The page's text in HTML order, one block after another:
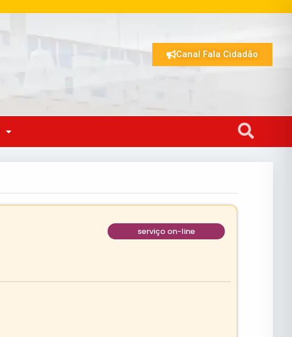
Canal Fala Cidadão
serviço on-line